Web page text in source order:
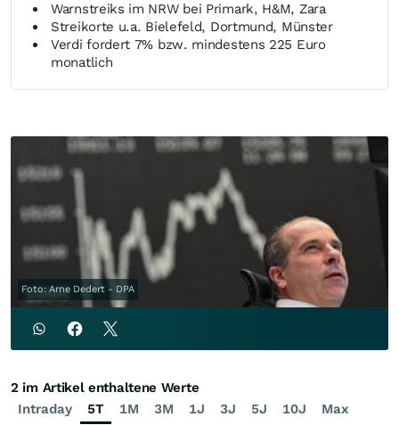
Warnstreiks im NRW bei Primark, H&M, Zara
Streikorte u.a. Bielefeld, Dortmund, Münster
Verdi fordert 7% bzw. mindestens 225 Euro
monatlich
Foto: Arne Dedert - DPA
Intraday 5T 1M 3M 1J 3J 5J 10J Max
2 im Artikel enthaltene Werte